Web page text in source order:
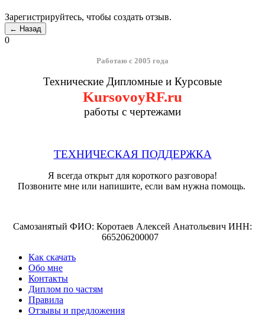
Зарегистрируйтесь, чтобы создать отзыв.
0
Работаю с 2005 года
Технические Дипломные и Курсовые
KursovoyRF.ru
работы с чертежами
ТЕХНИЧЕСКАЯ ПОДДЕРЖКА
Я всегда открыт для короткого разговора!
Позвоните мне или напишите, если вам нужна помощь.
Самозанятый ФИО: Коротаев Алексей Анатольевич ИНН:
665206200007
Как скачать
Обо мне
Контакты
Диплом по частям
Правила
Отзывы и предложения